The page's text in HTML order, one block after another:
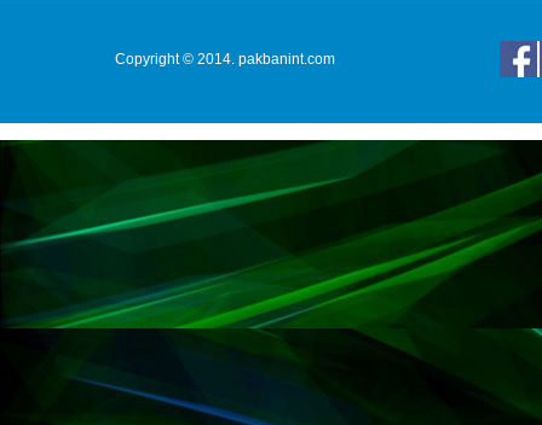
Copyright © 2014. pakbanint.com